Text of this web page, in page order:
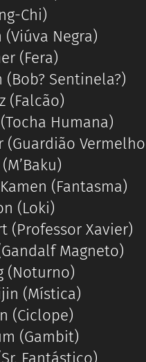
Chi)
(Viúva Negra)
(Fera)
(Bob? Sentinela?)
(Falcão)
Humana)
(Guardião
(Fantasma)
(Loki)
(Professor Xavier)
Magneto)
(Noturno)
(Mística)
(Ciclope)
(Gambit)
Fantástico)